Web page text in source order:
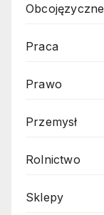
Obcojęzyczne
Praca
Prawo
Przemysł
Rolnictwo
Sklepy